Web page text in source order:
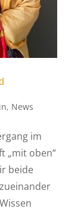
, News
im
„mit oben“
beide